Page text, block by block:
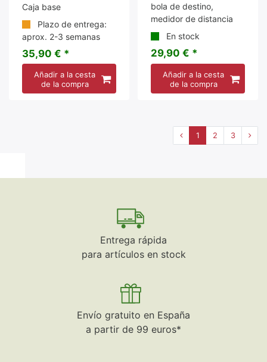
Caja base
Plazo de entrega:
aprox. 2-3 semanas
35,90 € *
Añadir a la cesta
de la compra
bola de destino,
medidor de distancia
En stock
29,90 € *
Añadir a la cesta
de la compra
1 2 3
Entrega rápida
para artículos en stock
Envío gratuito en España
a partir de 99 euros*